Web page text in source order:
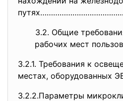
3.2. Общие
рабочих мест
3.2.1. Требования к
местах, оборудованных
3.2.2.Параметры